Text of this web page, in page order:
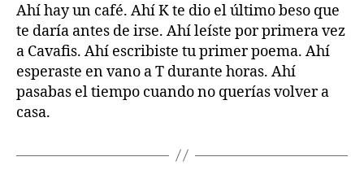
Ahí hay un café. Ahí K te dio el último beso que
te daría antes de irse. Ahí leíste por primera vez
a Cavafis. Ahí escribiste tu primer poema. Ahí
esperaste en vano a T durante horas. Ahí
pasabas el tiempo cuando no querías volver a
casa.